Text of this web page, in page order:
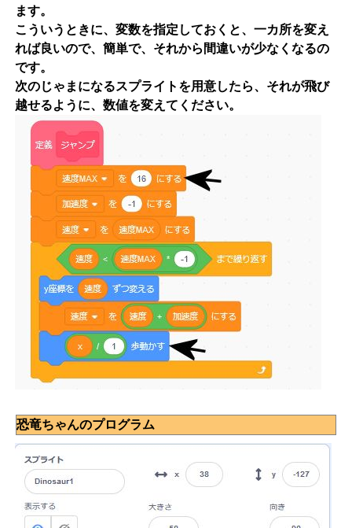
ます。
こういうときに、変数を指定しておくと、一カ所を変え
れば良いので、簡単で、それから間違いが少なくなるの
です。
次のじゃまになるスプライトを用意したら、それが飛び
越せるように、数値を変えてください。
恐竜ちゃんのプログラム